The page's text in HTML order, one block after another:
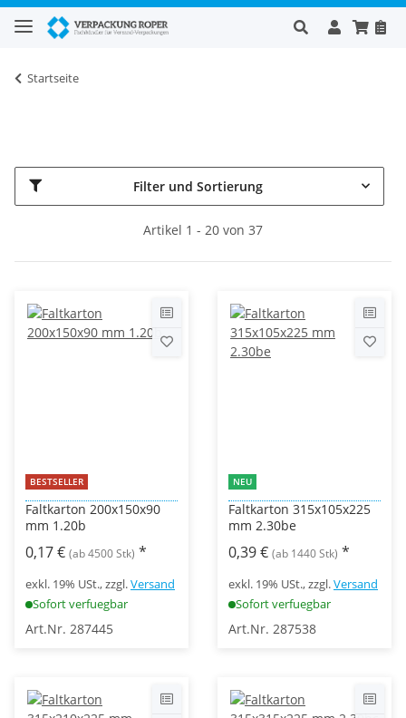
Startseite
Filter und Sortierung
Artikel 1 - 20 von 37
BESTSELLER
Faltkarton 200x150x90
mm 1.20b
0,17 € (ab 4500 Stk) *
exkl. 19% USt., zzgl.Versand
Sofort verfuegbar
Art.Nr. 287445
NEU
Faltkarton 315x105x225
mm 2.30be
0,39 € (ab 1440 Stk) *
exkl. 19% USt., zzgl.Versand
Sofort verfuegbar
Art.Nr. 287538